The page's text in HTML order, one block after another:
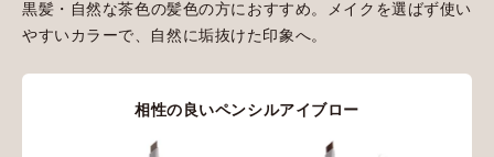
黒髪・自然な茶色の髪色の方におすすめ。メイクを選ばず使い
やすいカラーで、自然に垢抜けた印象へ。
相性の良いペンシルアイブロー